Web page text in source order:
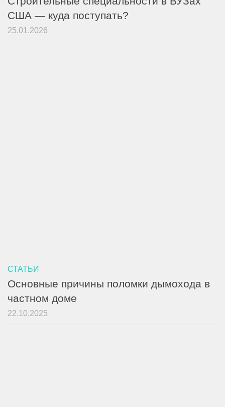
США — куда поступать?
25.01.2026
СТАТЬИ
Основные причины поломки дымохода в
частном доме
22.10.2025